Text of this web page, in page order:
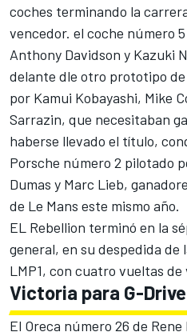
coches terminando la
vencedor. el coche número
Anthony Davidson y Kazuki
delante dle otro prototipo
por Kamui Kobayashi, Mike
Sarrazin, que necesitaban
haberse llevado el título,
Porsche número 2 pilotado
Dumas y Marc Lieb,
de Le Mans este mismo año.
EL Rebellion terminó en la
general, en su despedida de
LMP1, con cuatro vueltas
Victoria para G-Drive
El Oreca número 26 de